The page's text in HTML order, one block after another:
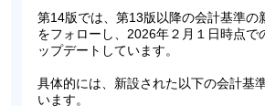
第14版では、第13版以降の会計基準の
をフォローし、2026年２月１日時点で
ップデートしています。
具体的には、新設された以下の会計基
います。